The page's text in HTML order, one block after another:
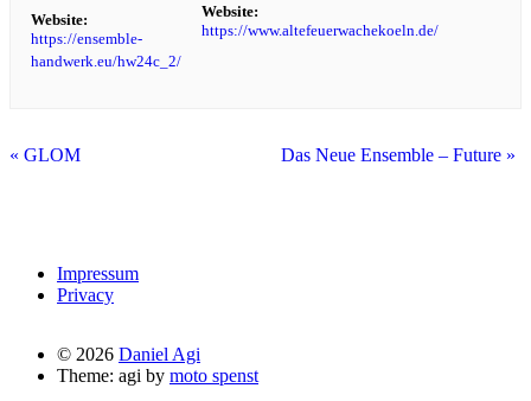
Website:
https://ensemble-
handwerk.eu/hw24c_2/
Website:
https://www.altefeuerwachekoeln.de/
« GLOM Das Neue Ensemble – Future »
Impressum
Privacy
© 2026 Daniel Agi
Theme: agi by moto spenst